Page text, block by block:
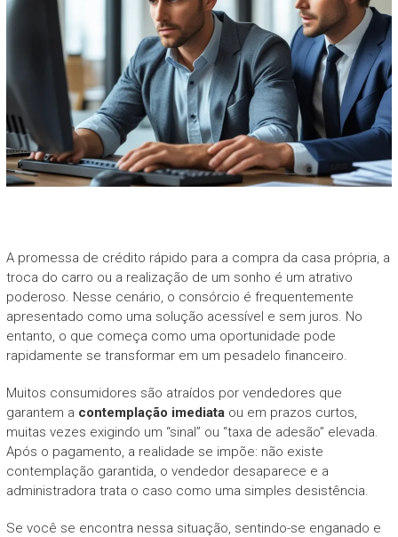
A promessa de crédito rápido para a compra da casa própria, a
troca do carro ou a realização de um sonho é um atrativo
poderoso. Nesse cenário, o consórcio é frequentemente
apresentado como uma solução acessível e sem juros. No
entanto, o que começa como uma oportunidade pode
rapidamente se transformar em um pesadelo financeiro.
Muitos consumidores são atraídos por vendedores que
garantem a contemplação imediataou em prazos curtos,
muitas vezes exigindo um “sinal” ou “taxa de adesão” elevada.
Após o pagamento, a realidade se impõe: não existe
contemplação garantida, o vendedor desaparece e a
administradora trata o caso como uma simples desistência.
Se você se encontra nessa situação, sentindo-se enganado e